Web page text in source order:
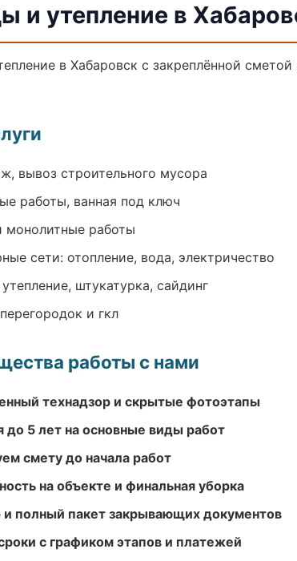
и утепление в
в Хабаровск с закреплённой
вывоз строительного мусора
работы, ванная под ключ
монолитные работы
сети: отопление, вода, электричество
штукатурка, сайдинг
и гкл
работы с нами
технадзор и скрытые фотоэтапы
до 5 лет на основные виды работ
смету до начала работ
на объекте и финальная уборка
и полный пакет закрывающих документов
с графиком этапов и платежей